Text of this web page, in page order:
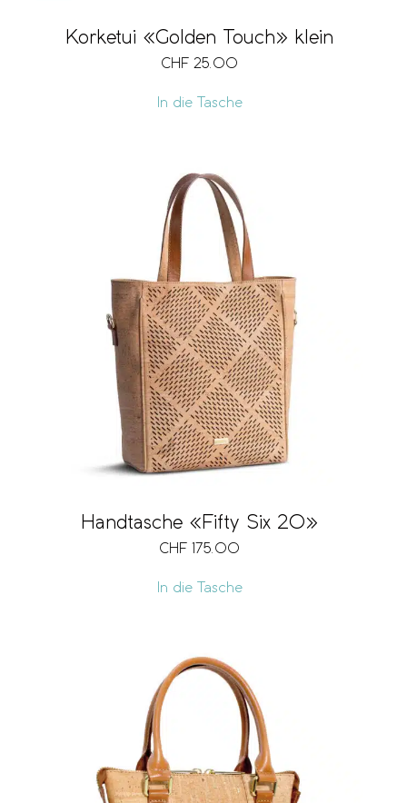
Korketui «Golden Touch» klein
CHF 25.00
In die Tasche
Handtasche «Fifty Six 20»
CHF 175.00
In die Tasche